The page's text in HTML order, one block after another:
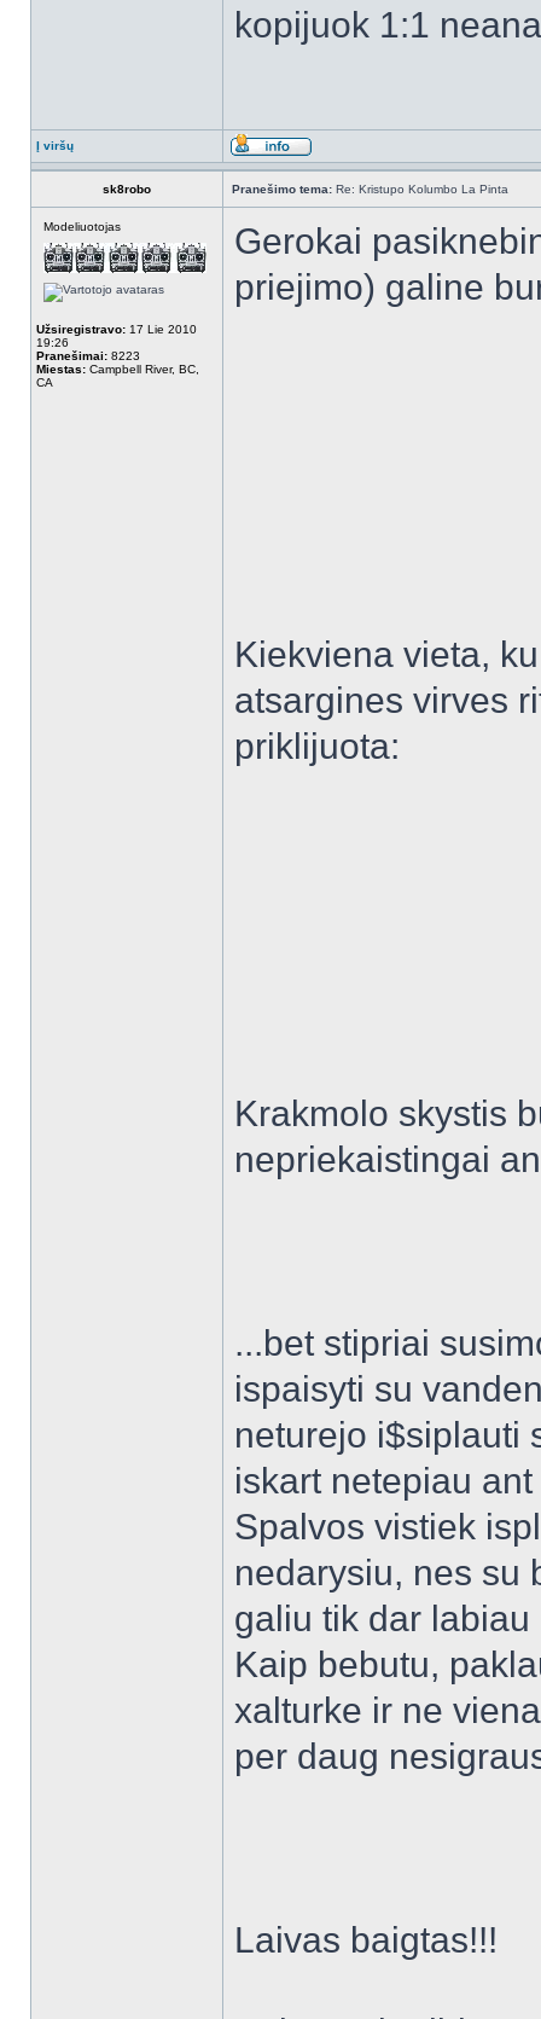
kopijuok 1:1
Į viršų
sk8robo Pranešimo tema: Re: Kristupo Kolumbo La Pinta
Modeliuotojas
Užsiregistravo: 17 Lie 2010
19:26
Pranešimai: 8223
Miestas: Campbell River, BC,
CA
Gerokai
priejimo) galine
Kiekviena vieta,
atsargines virves
priklijuota:
Krakmolo skystis
nepriekaistingai
...bet stipriai
ispaisyti su
neturejo i$siplauti
iskart netepiau
Spalvos vistiek
nedarysiu, nes su
galiu tik dar
Kaip bebutu,
xalturke ir ne
per daug
Laivas baigtas!!!